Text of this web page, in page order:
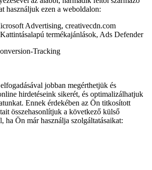
használjuk ezen a weboldalon:
Advertising, creativecdn.com
termékajánlások, Ads Defender
Tracking
jobban megérthetjük és
hirdetéseink sikerét, és optimalizálhatjuk
Ennek érdekében az Ön titkosított
összehasonlítjuk a következő külső
ha Ön már használja szolgáltatásaikat: